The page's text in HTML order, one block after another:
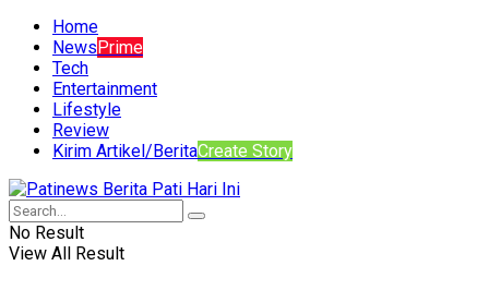
Home
NewsPrime
Tech
Entertainment
Lifestyle
Review
Kirim Artikel/BeritaCreate Story
No Result
View All Result